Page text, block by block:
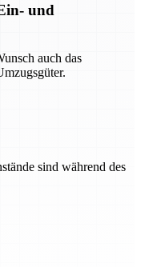
und
auch das
sind während des